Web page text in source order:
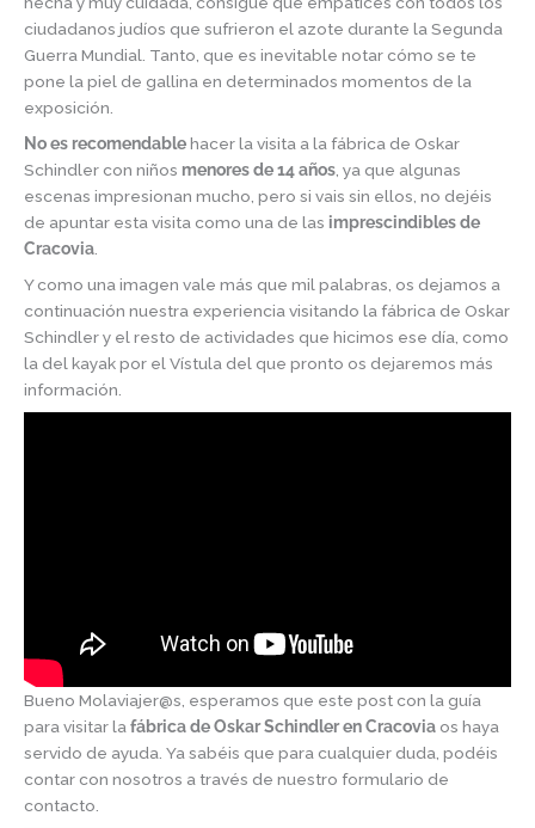
ciudadanos judíos que sufrieron el azote durante la Segunda
Guerra Mundial. Tanto, que es inevitable notar cómo se te
pone la piel de gallina en determinados momentos de la
exposición.
No es recomendablehacer la visita a la fábrica de Oskar
Schindler con niños menores de 14 años, ya que algunas
escenas impresionan mucho, pero si vais sin ellos, no dejéis
de apuntar esta visita como una de las imprescindibles de
Cracovia.
Y como una imagen vale más que mil palabras, os dejamos a
continuación nuestra experiencia visitando la fábrica de Oskar
Schindler y el resto de actividades que hicimos ese día, como
la del kayak por el Vístula del que pronto os dejaremos más
información.
Bueno Molaviajer@s, esperamos que este post con la guía
para visitar la fábrica de Oskar Schindler en Cracovia os haya
servido de ayuda. Ya sabéis que para cualquier duda, podéis
contar con nosotros a través de nuestro formulario de
contacto.